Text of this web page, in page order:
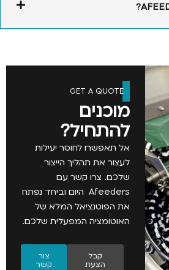
GET A QUOTE
מוכנים
להתחיל?
אל תאפשרו לחוסר יעילות
לעצור את תהליך הייצור
שלכם. צרו קשר עם
Afeeders היום וביחד נפתח
את הפוטנציאל המלא של
האוטומציה המפעלית שלכם.
צור
קשר